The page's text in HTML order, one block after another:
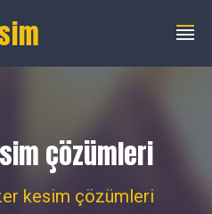
çözümleri
kesim çözümleri